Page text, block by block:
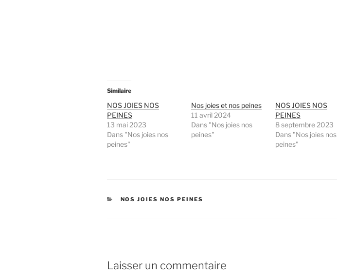
Similaire
NOS JOIES NOS
PEINES
13 mai 2023
Dans "Nos joies nos
peines"
Nos joies et nos peines
11 avril 2024
Dans "Nos joies nos
peines"
NOS JOIES NOS
PEINES
8 septembre 2023
Dans "Nos joies nos
peines"
CATÉGORIES
NOS JOIES NOS PEINES
Laisser un commentaire